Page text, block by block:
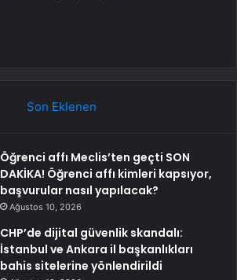
Son Eklenen
Öğrenci affı Meclis’ten geçti SON
DAKİKA! Öğrenci affı kimleri kapsıyor,
başvurular nasıl yapılacak?
Ağustos 10, 2026
CHP’de dijital güvenlik skandalı:
İstanbul ve Ankara il başkanlıkları
bahis sitelerine yönlendirildi